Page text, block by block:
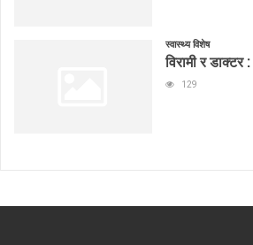
स्वास्थ्य विशेष
विरामी र
129